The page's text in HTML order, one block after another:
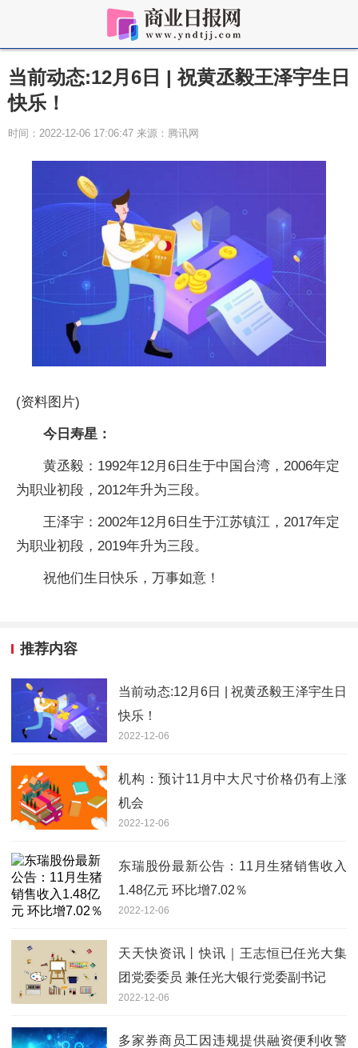
当前动态:12月6日 | 祝黄丞毅王泽宇生日
快乐！
时间：2022-12-06 17:06:47 来源：腾讯网
(资料图片)
今日寿星：
黄丞毅：1992年12月6日生于中国台湾，2006年定
为职业初段，2012年升为三段。
王泽宇：2002年12月6日生于江苏镇江，2017年定
为职业初段，2019年升为三段。
祝他们生日快乐，万事如意！
推荐内容
当前动态:12月6日 | 祝黄丞毅王泽宇生日
快乐！
2022-12-06
机构：预计11月中大尺寸价格仍有上涨
机会
2022-12-06
东瑞股份最新公告：11月生猪销售收入
1.48亿元 环比增7.02％
2022-12-06
天天快资讯丨快讯｜王志恒已任光大集
团党委委员 兼任光大银行党委副书记
2022-12-06
多家券商员工因违规提供融资便利收警